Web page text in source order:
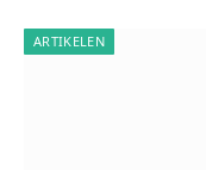
ARTIKELEN